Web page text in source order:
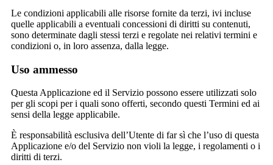
Le condizioni applicabili alle risorse fornite da terzi, ivi incluse
quelle applicabili a eventuali concessioni di diritti su contenuti,
sono determinate dagli stessi terzi e regolate nei relativi termini e
condizioni o, in loro assenza, dalla legge.
Uso ammesso
Questa Applicazione ed il Servizio possono essere utilizzati solo
per gli scopi per i quali sono offerti, secondo questi Termini ed ai
sensi della legge applicabile.
È responsabilità esclusiva dell’Utente di far sì che l’uso di questa
Applicazione e/o del Servizio non violi la legge, i regolamenti o i
diritti di terzi.